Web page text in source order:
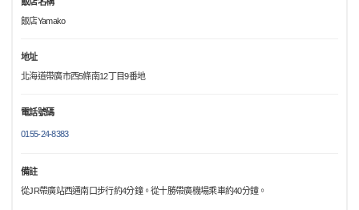
飯店Yamako
地址
北海道帶廣市西5條南12丁目9番地
電話號碼
0155-24-8383
備註
從JR帶廣站西通南口步行約4分鐘。從十勝帶廣機場乘車約40分鐘。